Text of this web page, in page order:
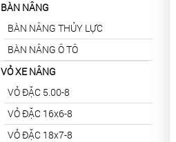
BÀN NÂNG
BÀN NÂNG THỦY LỰC
BÀN NÂNG Ô TÔ
VỎ XE NÂNG
VỎ ĐẶC 5.00-8
VỎ ĐẶC 16x6-8
VỎ ĐẶC 18x7-8